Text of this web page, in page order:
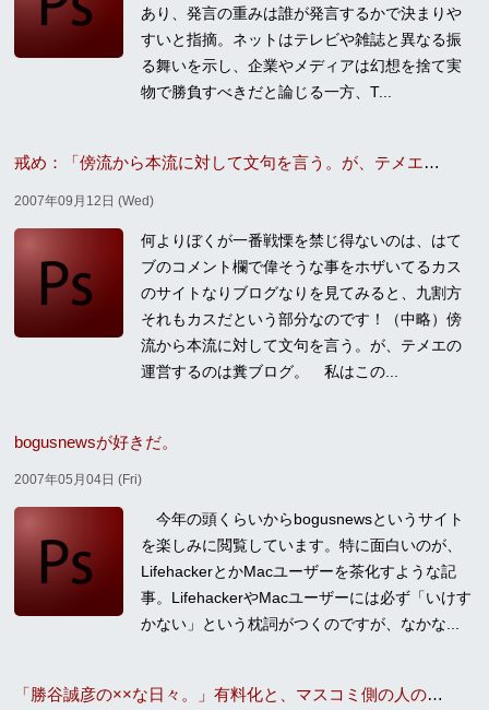
あり、発言の重みは誰が発言するかで決まりや
すいと指摘。ネットはテレビや雑誌と異なる振
る舞いを示し、企業やメディアは幻想を捨て実
物で勝負すべきだと論じる一方、T...
戒め：「傍流から本流に対して文句を言う。が、テメエの運営するのは糞ブログ」
2007年09月12日 (Wed)
何よりぼくが一番戦慄を禁じ得ないのは、はて
ブのコメント欄で偉そうな事をホザいてるカス
のサイトなりブログなりを見てみると、九割方
それもカスだという部分なのです！（中略）傍
流から本流に対して文句を言う。が、テメエの
運営するのは糞ブログ。 私はこの...
bogusnewsが好きだ。
2007年05月04日 (Fri)
今年の頭くらいからbogusnewsというサイト
を楽しみに閲覧しています。特に面白いのが、
LifehackerとかMacユーザーを茶化すような記
事。LifehackerやMacユーザーには必ず「いけす
かない」という枕詞がつくのですが、なかな...
「勝谷誠彦の××な日々。」有料化と、マスコミ側の人の論理